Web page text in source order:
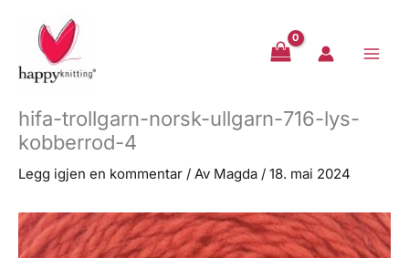
innholdet
hifa-trollgarn-norsk-ullgarn-716-lys-
kobberrod-4
Legg igjen en kommentar / Av Magda / 18. mai 2024